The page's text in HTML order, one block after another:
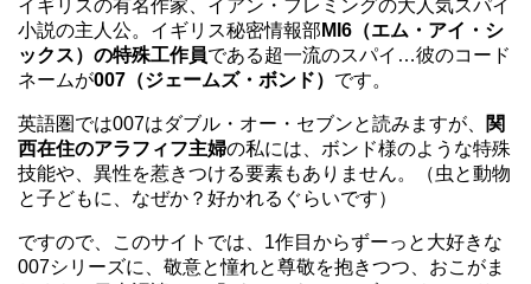
イギリスの有名作家、イアン・フレミングの大人気スパイ
小説の主人公。イギリス秘密情報部 MI6（エム・アイ・シ
ックス）の特殊工作員である超一流のスパイ…彼のコード
ネームが007（ジェームズ・ボンド） です。
英語圏では007はダブル・オー・セブンと読みますが、
関
西在住のアラフィフ主婦の私には、ボンド様のような特殊
技能や、異性を惹きつける要素もありません。（虫と動物
と子どもに、なぜか？好かれるぐらいです）
ですので、このサイトでは、1作目からずーっと大好きな
007シリーズに、敬意と憧れと尊敬を抱きつつ、おこがま